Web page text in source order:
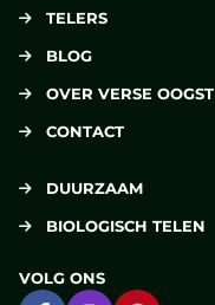
TELERS
BLOG
OVER VERSE OOGST
CONTACT
DUURZAAM
BIOLOGISCH TELEN
VOLG ONS